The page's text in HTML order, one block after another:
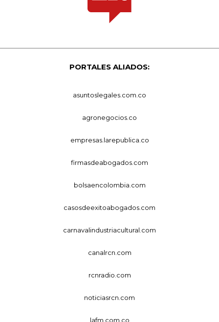
PORTALES ALIADOS:
asuntoslegales.com.co
agronegocios.co
empresas.larepublica.co
firmasdeabogados.com
bolsaencolombia.com
casosdeexitoabogados.com
carnavalindustriacultural.com
canalrcn.com
rcnradio.com
noticiasrcn.com
lafm.com.co